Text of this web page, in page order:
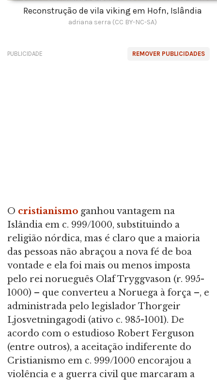
Reconstrução de vila viking em Hofn, Islândia
adriana serra (CC BY-NC-SA)
REMOVER PUBLICIDADES
PUBLICIDADE
O cristianismo ganhou vantagem na
Islândia em c. 999/1000, substituindo a
religião nórdica, mas é claro que a maioria
das pessoas não abraçou a nova fé de boa
vontade e ela foi mais ou menos imposta
pelo rei norueguês Olaf Tryggvason (r. 995-
1000) – que converteu a Noruega à força –, e
administrada pelo legislador Thorgeir
Ljosvetningagodi (ativo c. 985-1001). De
acordo com o estudioso Robert Ferguson
(entre outros), a aceitação indiferente do
Cristianismo em c. 999/1000 encorajou a
violência e a guerra civil que marcaram a